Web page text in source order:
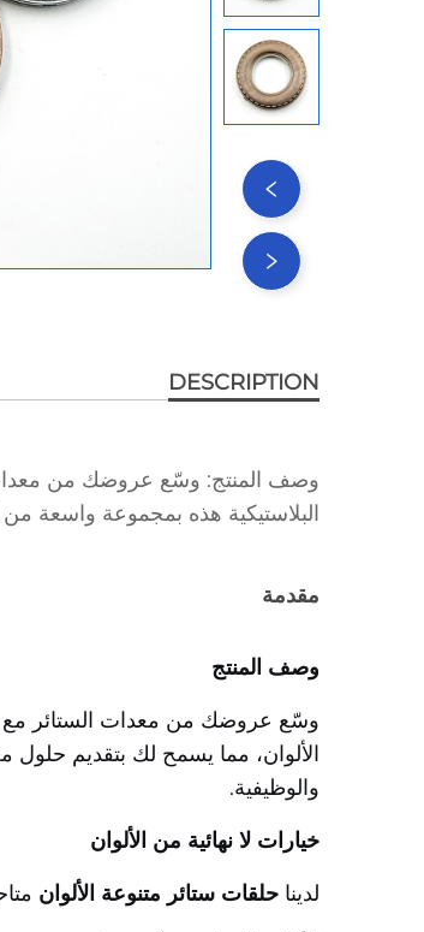
DESCRIPTION
وصف المنتج: وسّع عروضك من معدات
البلاستيكية هذه بمجموعة واسعة
مقدمة
وصف المنتج
وسّع عروضك من معدات الستائر مع
الألوان، مما يسمح لك بتقديم
والوظيفية.
خيارات لا نهائية من الألوان
لدينا حلقات ستائر متنوعة الألوان